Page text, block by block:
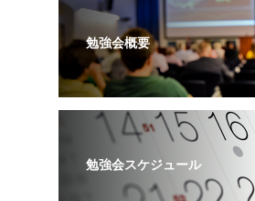
勉強会概要
勉強会スケジュール